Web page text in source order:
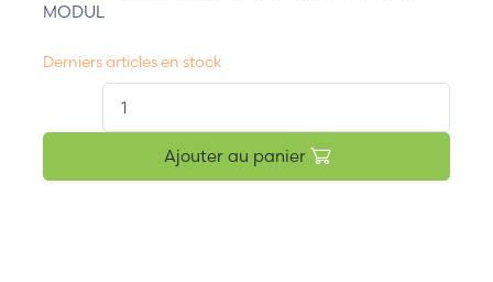
MODUL
Derniers articles en stock
Ajouter au panier